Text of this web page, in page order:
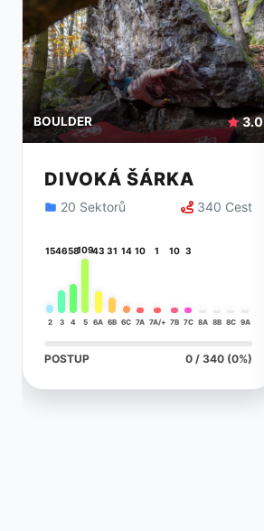
BOULDER 3.0
DIVOKÁ ŠÁRKA
20 Sektorů 340 Cest
15
2
46
3
58
4
109
5
43
6A
31
6B
14
6C
10
7A
1
7A/+
10
7B
3
7C 8A 8B 8C 9A
POSTUP 0 / 340 (0%)